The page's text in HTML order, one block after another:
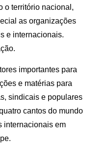
o território nacional,
as organizações
e internacionais.
importantes para
e matérias para
sindicais e populares
cantos do mundo
internacionais em